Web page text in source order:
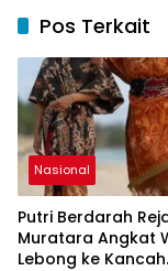
Pos Terkait
Nasional
Putri Berdarah
Muratara Angkat
Lebong ke Kancah